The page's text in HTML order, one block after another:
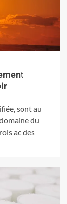
sont au
du
acides